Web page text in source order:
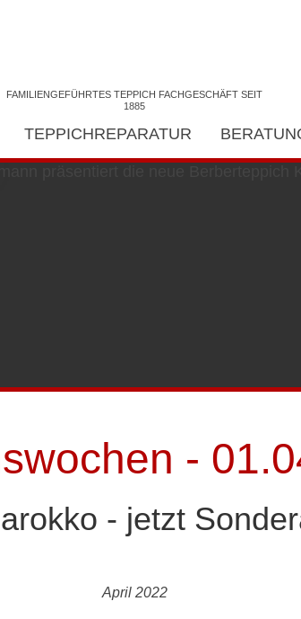
FAMILIENGEFÜHRTES TEPPICH FACHGESCHÄFT SEIT
1885
TEPPICHREPARATUR
-
- jetzt
April 2022